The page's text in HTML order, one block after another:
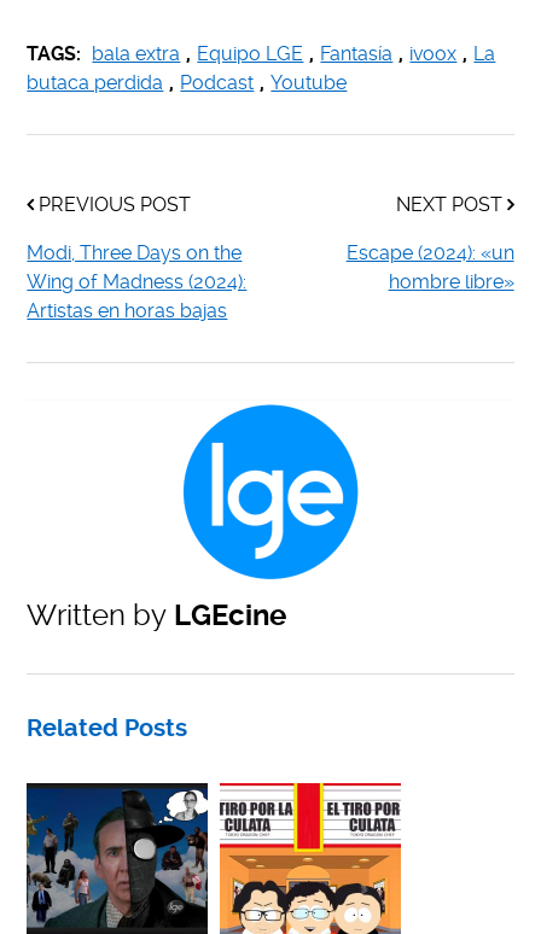
TAGS: bala extra , Equipo LGE , Fantasía , ivoox , La
butaca perdida , Podcast , Youtube
PREVIOUS POST
Modi, Three Days on the
Wing of Madness (2024):
Artistas en horas bajas
NEXT POST
Escape (2024): «un
hombre libre»
Written by LGEcine
Related Posts